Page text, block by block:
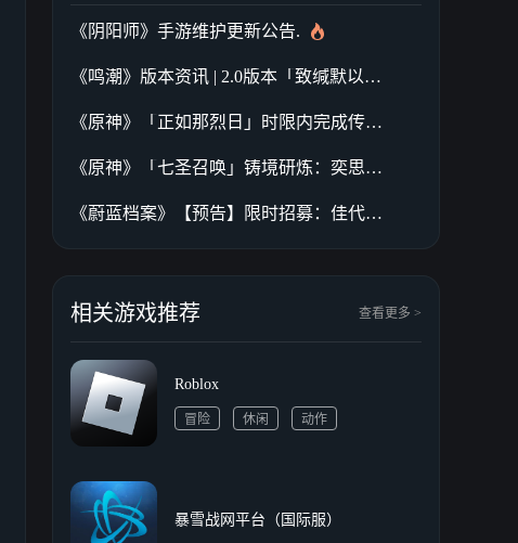
《阴阳师》手游维护更新公告.
《鸣潮》版本资讯 | 2.0版本「致缄默以欢歌」2025年1月2日即将更新
《原神》「正如那烈日」时限内完成传说任务，可额外获得原石、角色突破素材等奖励
《原神》「七圣召唤」铸境研炼：奕思巧战
《蔚蓝档案》【预告】限时招募：佳代子（新年）
相关游戏推荐 查看更多 >
Roblox
冒险 休闲 动作
暴雪战网平台（国际服）